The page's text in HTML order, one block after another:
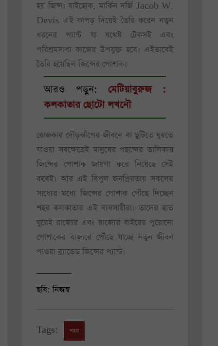
হয় জিন্স। যাইহোক, মার্কিন দর্জি Jacob W.
Devis এই কাপড় দিয়েই তৈরি করেন নতুন
ধরনের প্যান্ট যা যথেষ্ট টেকসই এবং
পরিশ্রমসাধ্য কাজের উপযুক্ত হবে। এইভাবেই
তৈরি হয়েছিল জিন্সের পোশাক।
আরও পড়ুন:মেটিয়াবুরুজ :
কলকাতার ছোটো লখনৌ
রোজকার দৌড়ঝাঁপের জীবনে বা ছুটিতে ঘুরতে
যাওয়া সবক্ষেত্রেই মানুষের পছন্দের তালিকায়
জিন্সের পোশাক জায়গা করে নিয়েছে সেই
কবেই। আর এই বিপুল জনপ্রিয়তায় সকলের
সাধ্যের মধ্যে জিন্সের পোশাক পৌঁছে দিচ্ছেন
শহর কলকাতার এই ব্যবসায়ীরা‌। তাদের হাত
ঘুরেই রাজ্যের এবং রাজ্যের বাইরের পুরোনো
পোশাকের বাজারে পৌঁছে যাচ্ছে নতুন জীবন
পাওয়া ব্র্যান্ডেড জিন্সের প্যান্ট।
______
ছবি: নিজস্ব
Tags: শহর